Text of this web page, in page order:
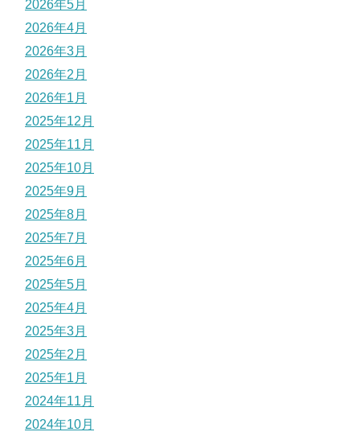
2026年5月
2026年4月
2026年3月
2026年2月
2026年1月
2025年12月
2025年11月
2025年10月
2025年9月
2025年8月
2025年7月
2025年6月
2025年5月
2025年4月
2025年3月
2025年2月
2025年1月
2024年11月
2024年10月